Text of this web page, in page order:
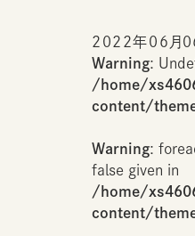
2022年06月
Warning:
/home/
content/
Warning:
false given in
/home/
content/